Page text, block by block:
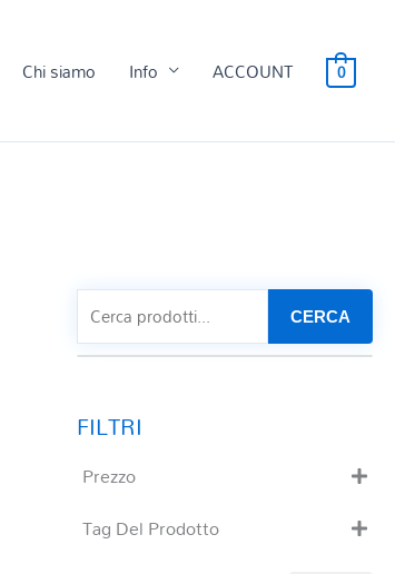
Chi siamo Info ACCOUNT 0
CERCA
Prezzo
Tag Del Prodotto